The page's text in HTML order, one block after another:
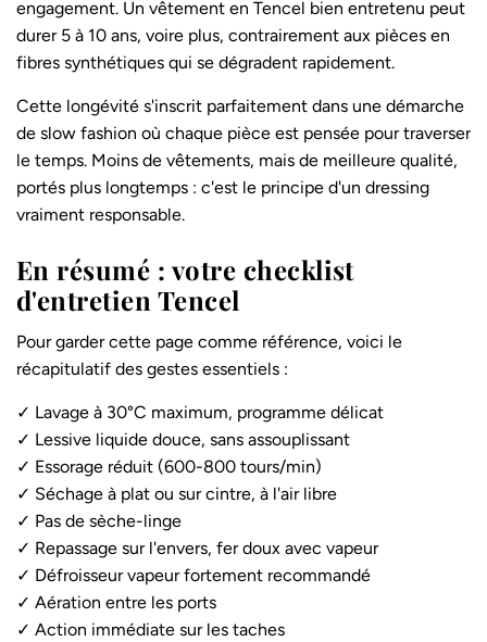
engagement. Un vêtement en Tencel bien entretenu peut
durer 5 à 10 ans, voire plus, contrairement aux pièces en
fibres synthétiques qui se dégradent rapidement.
Cette longévité s'inscrit parfaitement dans une démarche
de slow fashion où chaque pièce est pensée pour traverser
le temps. Moins de vêtements, mais de meilleure qualité,
portés plus longtemps : c'est le principe d'un dressing
vraiment responsable.
En résumé : votre checklist
d'entretien Tencel
Pour garder cette page comme référence, voici le
récapitulatif des gestes essentiels :
✓ Lavage à 30°C maximum, programme délicat
✓ Lessive liquide douce, sans assouplissant
✓ Essorage réduit (600-800 tours/min)
✓ Séchage à plat ou sur cintre, à l'air libre
✓ Pas de sèche-linge
✓ Repassage sur l'envers, fer doux avec vapeur
✓ Défroisseur vapeur fortement recommandé
✓ Aération entre les ports
✓ Action immédiate sur les taches